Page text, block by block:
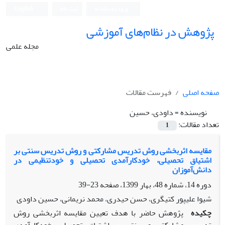
پژوهش در نظام‌های آموزشی
مجله علمی
صفحه اصلی
فهرست مقالات
نویسنده =داودی، حسین
تعداد مقالات:
1
مقایسه اثربخشی روش تدریس مشارکتی و روش تدریس سنتی بر
اشتیاق تحصیلى، خودکارآمدى تحصیلى و خودتنظیمى در
دانش‌آموزان
دوره 14، شماره 48، بهار 1399، صفحه
23-39
شیوا علیپور کتیگری، حسن حیدری، محمد نریمانی، حسین داودی
چکیده پژوهش حاضر با هدف تعیین مقایسه اثربخشی روش